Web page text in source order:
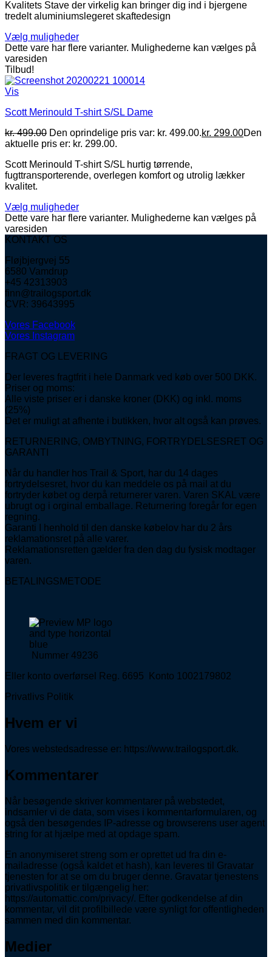
Kvalitets Stave der virkelig kan bringer dig ind i bjergene
tredelt aluminiumslegeret skaftedesign
Vælg muligheder
Dette vare har flere varianter. Mulighederne kan vælges på
varesiden
Tilbud!
Vis
Scott Merinould T-shirt S/SL Dame
kr.499.00 Den oprindelige pris var: kr. 499.00.kr. 299.00Den
aktuelle pris er: kr. 299.00.
Scott Merinould T-shirt S/SL hurtig tørrende,
fugttransporterende, overlegen komfort og utrolig lækker
kvalitet.
Vælg muligheder
Dette vare har flere varianter. Mulighederne kan vælges på
varesiden
KONTAKT OS
Fløjbjergvej 55
6580 Vamdrup
+45 42313903
finn@trailogsport.dk
CVR: 39643995
Vores Facebook
Vores Instagram
FRAGT OG LEVERING
Der leveres fragtfrit i hele Danmark ved køb over 500 DKK.
Priser og moms:
Alle viste priser er i danske kroner (DKK) og inkl. moms
(25%)
Det er muligt at afhente i butikken, hvor alt også kan prøves.
RETURNERING, OMBYTNING, FORTRYDELSESRET OG
GARANTI
Når du handler hos Trail & Sport, har du 14 dages
fortrydelsesret, hvor du kan meddele os på mail at du
fortryder købet og derpå returnerer varen. Varen SKAL være
ubrugt og i orginal emballage. Returnering foregår for egen
regning.
Garanti I henhold til den danske købelov har du 2 års
reklamationsret på alle varer.
Reklamationsretten gælder fra den dag du fysisk modtager
varen.
BETALINGSMETODE
Nummer 49236
Eller konto overførsel Reg. 6695 Konto 1002179802
Privatlivs Politik
Hvem er vi
Vores webstedsadresse er: https://www.trailogsport.dk.
Kommentarer
Når besøgende skriver kommentarer på webstedet,
indsamler vi de data, som vises i kommentarformularen, og
også den besøgendes IP-adresse og browserens user agent
string for at hjælpe med at opdage spam.
En anonymiseret streng som er oprettet ud fra din e-
mailadresse (også kaldet et hash), kan leveres til Gravatar
tjenesten for at se om du bruger denne. Gravatar tjenestens
privatlivspolitik er tilgængelig her:
https://automattic.com/privacy/. Efter godkendelse af din
kommentar, vil dit profilbillede være synligt for offentligheden
sammen med din kommentar.
Medier